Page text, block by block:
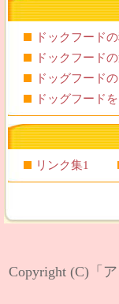
ドックフード
ドックフード
ドッグフード
ドッグフード
リンク集1
Copyright (C) 「